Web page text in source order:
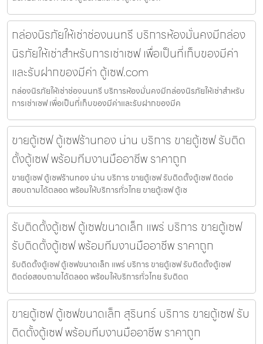
กล่องนิรภัยให้เช่าช่องนนทรี บริการห้องมั่นคงมีกล่อง
นิรภัยให้เช่าสำหรับการเช่าเซฟ เพื่อเป็นที่เก็บของมีค่า
และรับฝากของมีค่า ตู้เซฟ.com
กล่องนิรภัยให้เช่าช่องนนทรี บริการห้องมั่นคงมีกล่องนิรภัยให้เช่าสำหรับ
การเช่าเซฟ เพื่อเป็นที่เก็บของมีค่าและรับฝากของมีค
ขายตู้เซฟ ตู้เซฟร้านทอง น่าน บริการ ขายตู้เซฟ รับติด
ตั้งตู้เซฟ พร้อมทีมงานมืออาชีพ ราคาถูก
ขายตู้เซฟ ตู้เซฟร้านทอง น่าน บริการ ขายตู้เซฟ รับติดตั้งตู้เซฟ ติดต่อ
สอบถามได้ตลอด พร้อมให้บริการทั่วไทย ขายตู้เซฟ ตู้เซ
รับติดตั้งตู้เซฟ ตู้เซฟขนาดเล็ก แพร่ บริการ ขายตู้เซฟ
รับติดตั้งตู้เซฟ พร้อมทีมงานมืออาชีพ ราคาถูก
รับติดตั้งตู้เซฟ ตู้เซฟขนาดเล็ก แพร่ บริการ ขายตู้เซฟ รับติดตั้งตู้เซฟ
ติดต่อสอบถามได้ตลอด พร้อมให้บริการทั่วไทย รับติดต
ขายตู้เซฟ ตู้เซฟขนาดเล็ก สุรินทร์ บริการ ขายตู้เซฟ รับ
ติดตั้งตู้เซฟ พร้อมทีมงานมืออาชีพ ราคาถูก